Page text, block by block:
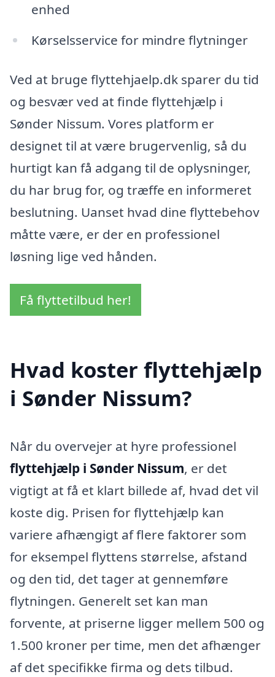
enhed
Kørselsservice for mindre flytninger
Ved at bruge flyttehjaelp.dk sparer du tid
og besvær ved at finde flyttehjælp i
Sønder Nissum. Vores platform er
designet til at være brugervenlig, så du
hurtigt kan få adgang til de oplysninger,
du har brug for, og træffe en informeret
beslutning. Uanset hvad dine flyttebehov
måtte være, er der en professionel
løsning lige ved hånden.
Få flyttetilbud her!
Hvad koster flyttehjælp
i Sønder Nissum?
Når du overvejer at hyre professionel
flyttehjælp i Sønder Nissum, er det
vigtigt at få et klart billede af, hvad det vil
koste dig. Prisen for flyttehjælp kan
variere afhængigt af flere faktorer som
for eksempel flyttens størrelse, afstand
og den tid, det tager at gennemføre
flytningen. Generelt set kan man
forvente, at priserne ligger mellem 500 og
1.500 kroner per time, men det afhænger
af det specifikke firma og dets tilbud.